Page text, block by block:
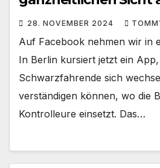
#OpinionControl
28. NOVEMBER 2024
Auf Facebook nehmen wir in
In Berlin kursiert jetzt ein
Schwarzfahrende sich
verständigen können, wo die
Kontrolleure einsetzt. Das…